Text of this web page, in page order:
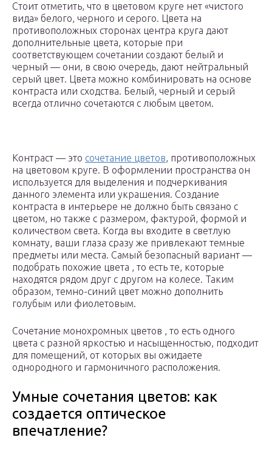
Стоит отметить, что в цветовом круге нет «чистого
вида» белого, черного и серого. Цвета на
противоположных сторонах центра круга дают
дополнительные цвета, которые при
соответствующем сочетании создают белый и
черный — они, в свою очередь, дают нейтральный
серый цвет. Цвета можно комбинировать на основе
контраста или сходства. Белый, черный и серый
всегда отлично сочетаются с любым цветом.
Контраст — это сочетание цветов, противоположных
на цветовом круге. В оформлении пространства он
используется для выделения и подчеркивания
данного элемента или украшения. Создание
контраста в интерьере не должно быть связано с
цветом, но также с размером, фактурой, формой и
количеством света. Когда вы входите в светлую
комнату, ваши глаза сразу же привлекают темные
предметы или места. Самый безопасный вариант —
подобрать похожие цвета , то есть те, которые
находятся рядом друг с другом на колесе. Таким
образом, темно-синий цвет можно дополнить
голубым или фиолетовым.
Сочетание монохромных цветов , то есть одного
цвета с разной яркостью и насыщенностью, подходит
для помещений, от которых вы ожидаете
однородного и гармоничного расположения.
Умные сочетания цветов: как
создается оптическое
впечатление?